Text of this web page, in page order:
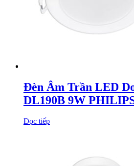
Đèn Âm Trần LED
DL190B 9W
Đọc tiếp